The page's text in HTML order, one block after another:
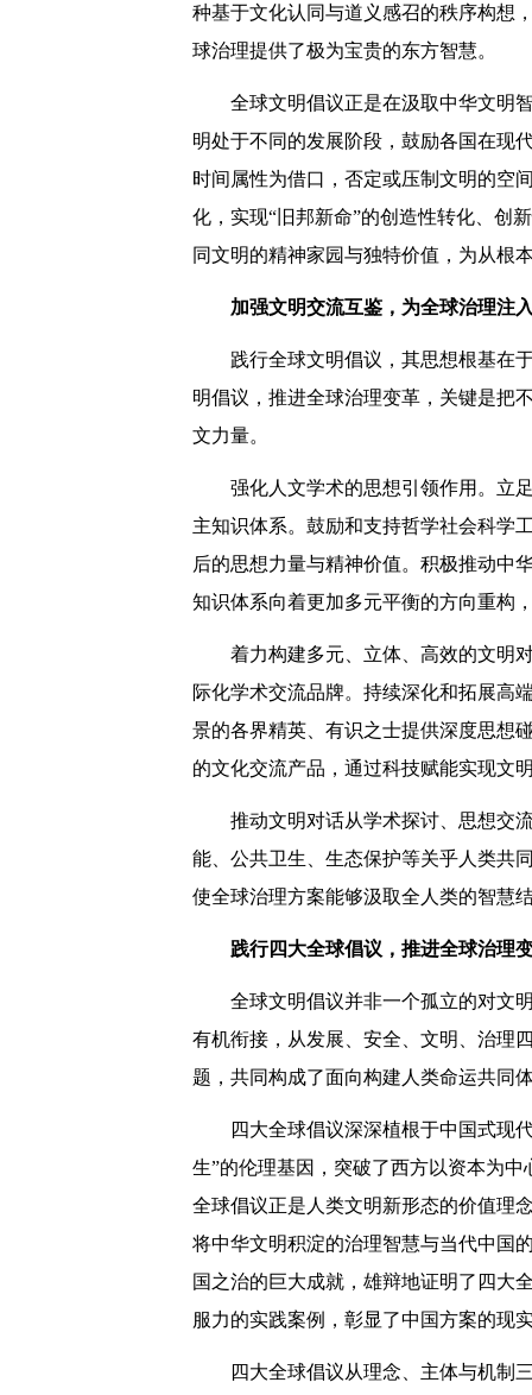
种基于文化认同与道义感召的秩序构想
球治理提供了极为宝贵的东方智慧。
全球文明倡议正是在汲取中华文明
明处于不同的发展阶段，鼓励各国在现
时间属性为借口，否定或压制文明的空
化，实现“旧邦新命”的创造性转化、创
同文明的精神家园与独特价值，为从根
加强文明交流互鉴，为全球治理注
践行全球文明倡议，其思想根基在
明倡议，推进全球治理变革，关键是把
文力量。
强化人文学术的思想引领作用。立
主知识体系。鼓励和支持哲学社会科学
后的思想力量与精神价值。积极推动中
知识体系向着更加多元平衡的方向重构
着力构建多元、立体、高效的文明
际化学术交流品牌。持续深化和拓展高
景的各界精英、有识之士提供深度思想
的文化交流产品，通过科技赋能实现文
推动文明对话从学术探讨、思想交
能、公共卫生、生态保护等关乎人类共
使全球治理方案能够汲取全人类的智慧
践行四大全球倡议，推进全球治理
全球文明倡议并非一个孤立的对文
有机衔接，从发展、安全、文明、治理
题，共同构成了面向构建人类命运共同
四大全球倡议深深植根于中国式现
生”的伦理基因，突破了西方以资本为
全球倡议正是人类文明新形态的价值理
将中华文明积淀的治理智慧与当代中国
国之治的巨大成就，雄辩地证明了四大
服力的实践案例，彰显了中国方案的现
四大全球倡议从理念、主体与机制